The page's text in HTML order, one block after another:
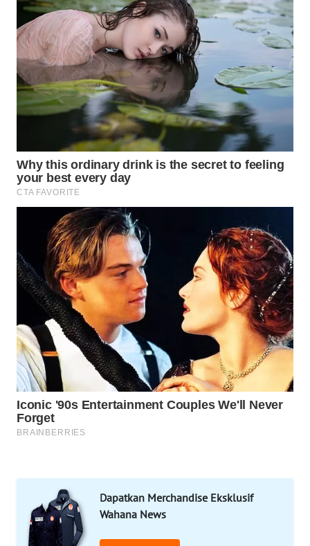
Dapatkan Merchandise Eksklusif
Wahana News
PLN
WATCH
MKLI
LPKKI
LKKI
KOPEKLIN
PORTAL
KONSUMEN
FORWAMKI
ALPERKLINAS
FORJASIDA
TAMBANG
NEWS
SIDIKALANG
NEWS
SIBARAGAS